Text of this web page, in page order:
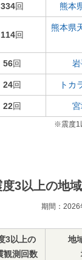
334回 熊本
114回
熊本県
56回
24回 トカ
22回
※震度1
度3以上の地
期間：2026
3以上の
観測回数
地